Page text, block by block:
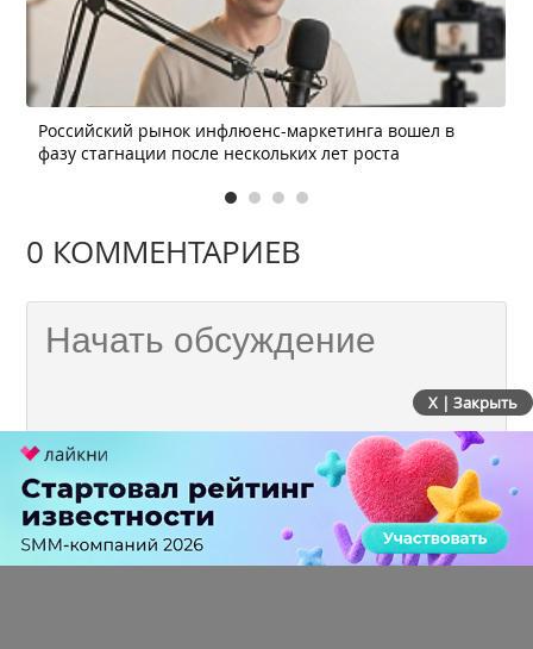
Российский рынок инфлюенс-маркетинга вошел в
фазу стагнации после нескольких лет роста
0 КОММЕНТАРИЕВ
X | Закрыть